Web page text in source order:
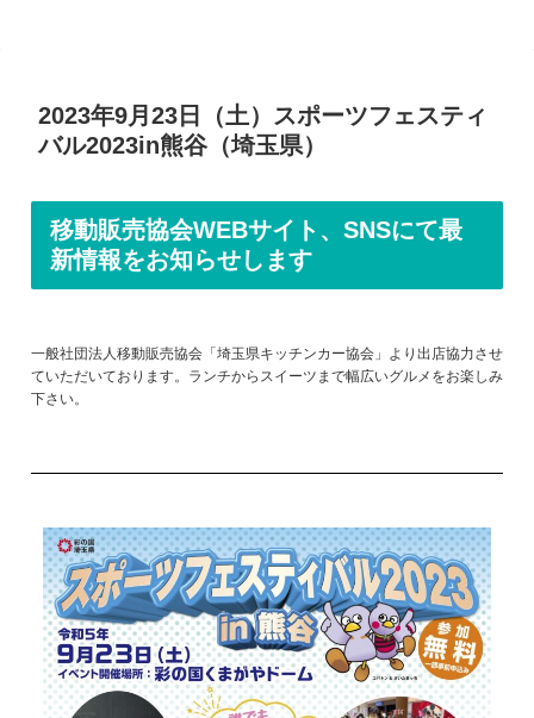
2023年9月23日（土）スポーツフェスティ
バル2023in熊谷（埼玉県）
移動販売協会WEBサイト、SNSにて最
新情報をお知らせします
一般社団法人移動販売協会「埼玉県キッチンカー協会」より出店協力させ
ていただいております。ランチからスイーツまで幅広いグルメをお楽しみ
下さい。